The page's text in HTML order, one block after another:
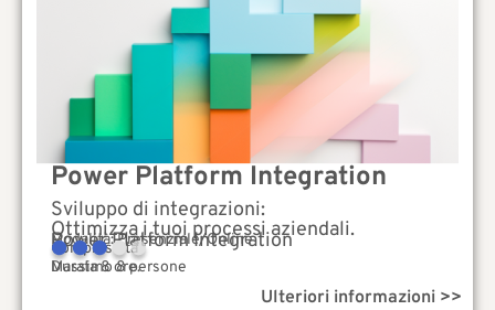
Power Platform Integration
Sviluppo di integrazioni:
Ottimizza i tuoi processi aziendali.
Power Platform Integration
Modalità: Presenziale/Online
Complessità
Durata 8 ore.
Massimo 8 persone
Ulteriori informazioni >>